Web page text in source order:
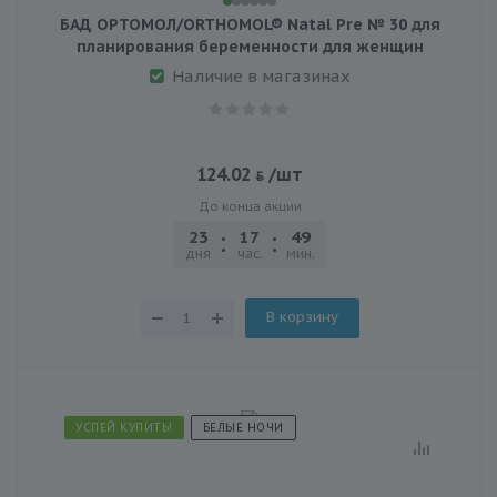
БАД ОРТОМОЛ/ORTHOMOL® Natal Pre № 30 для
планирования беременности для женщин
Наличие в магазинах
124.02 /шт
До конца акции
23
дня
17
час.
49
мин.
В корзину
УСПЕЙ КУПИТЬ! БЕЛЫЕ НОЧИ